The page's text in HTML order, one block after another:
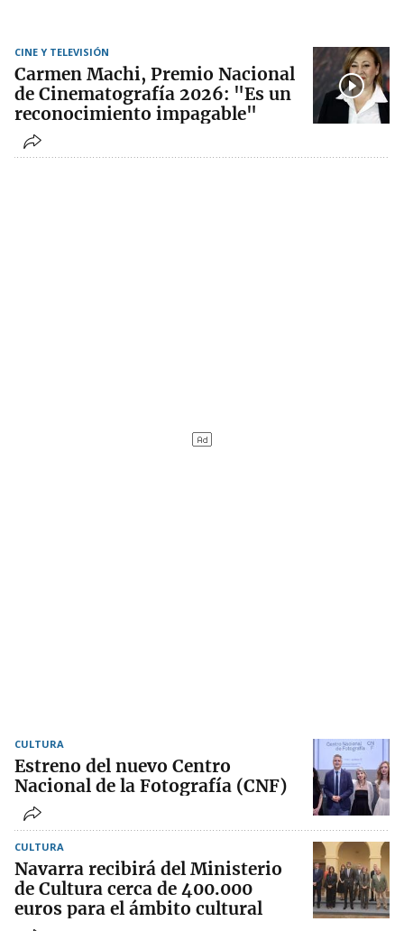
CINE Y TELEVISIÓN
Carmen Machi, Premio Nacional
de Cinematografía 2026: "Es un
reconocimiento impagable"
CULTURA
Estreno del nuevo Centro
Nacional de la Fotografía (CNF)
CULTURA
Navarra recibirá del Ministerio
de Cultura cerca de 400.000
euros para el ámbito cultural